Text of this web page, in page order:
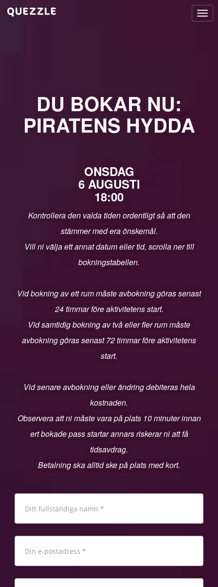
DU BOKAR NU:
PIRATENS HYDDA
ONSDAG
6 AUGUSTI
18:00
Kontrollera den valda tiden ordentligt så att den
stämmer med era önskemål.
Vill ni välja ett annat datum eller tid, scrolla ner till
bokningstabellen.
Vid bokning av ett rum måste avbokning göras senast
24 timmar före aktivitetens start.
Vid samtidig bokning av två eller fler rum måste
avbokning göras senast 72 timmar före aktivitetens
start.
Vid senare avbokning eller ändring debiteras hela
kostnaden.
Observera att ni måste vara på plats 10 minuter innan
ert bokade pass startar annars riskerar ni att få
tidsavdrag.
Betalning ska alltid ske på plats med kort.